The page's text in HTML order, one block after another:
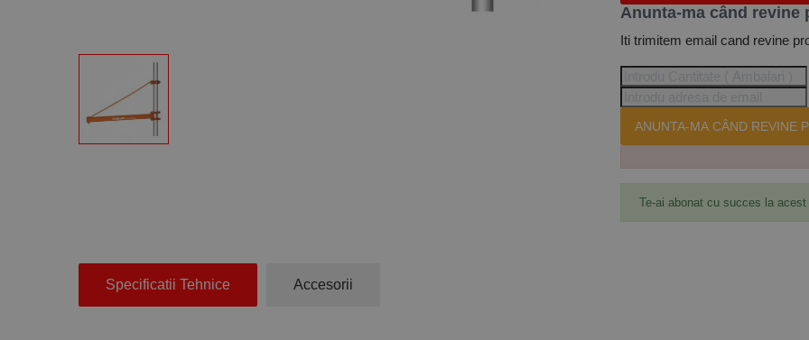
Anunta-ma când revine
Iti trimitem email cand revine
ANUNTA-MA CÂND REVINE
Te-ai abonat cu succes la acest
Specificatii Tehnice Accesorii